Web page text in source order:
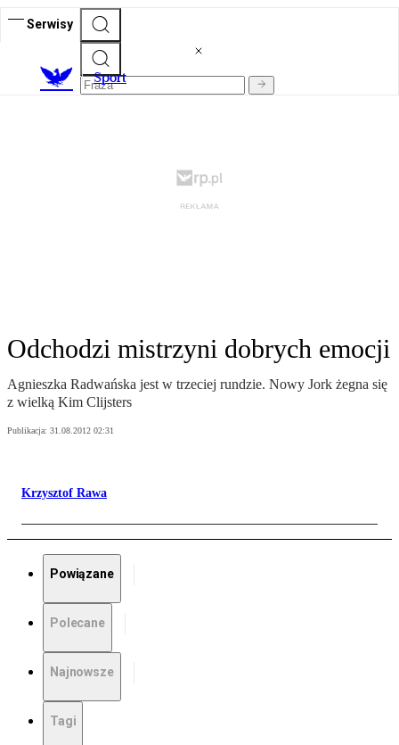
Serwisy
Sport
Odchodzi mistrzyni dobrych emocji
Agnieszka Radwańska jest w trzeciej rundzie. Nowy Jork żegna się
z wielką Kim Clijsters
Publikacja: 31.08.2012 02:31
Krzysztof Rawa
Powiązane
Polecane
Najnowsze
Tagi